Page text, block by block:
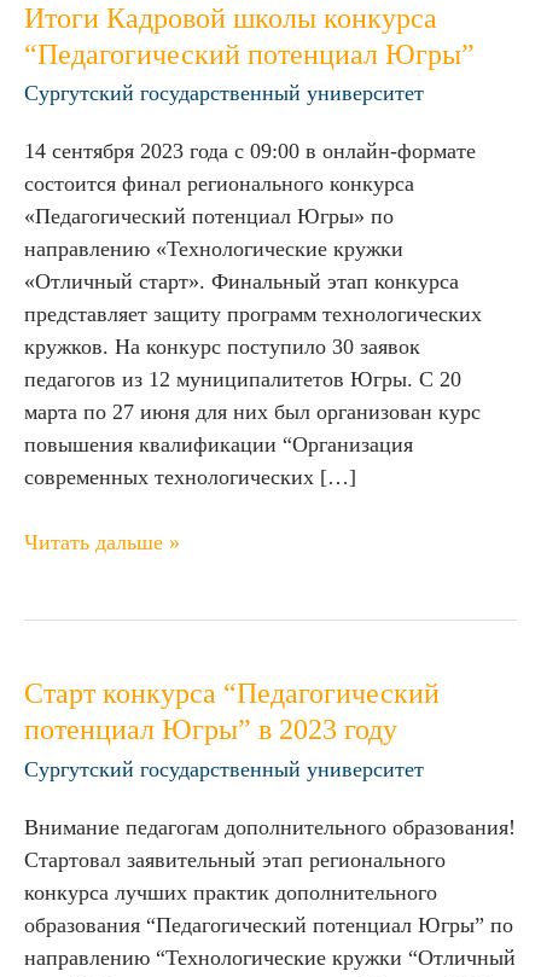
Итоги Кадровой школы конкурса
“Педагогический потенциал Югры”
Сургутский государственный университет
14 сентября 2023 года с 09:00 в онлайн-формате
состоится финал регионального конкурса
«Педагогический потенциал Югры» по
направлению «Технологические кружки
«Отличный старт». Финальный этап конкурса
представляет защиту программ технологических
кружков. На конкурс поступило 30 заявок
педагогов из 12 муниципалитетов Югры. С 20
марта по 27 июня для них был организован курс
повышения квалификации “Организация
современных технологических […]
Итоги
Кадровой
конкурса
“Педагогический
потенциал
Югры”
Читать дальше »
Старт конкурса “Педагогический
потенциал Югры” в 2023 году
Сургутский государственный университет
Внимание педагогам дополнительного образования!
Стартовал заявительный этап регионального
конкурса лучших практик дополнительного
образования “Педагогический потенциал Югры” по
направлению “Технологические кружки “Отличный
Старт
конкурса
“Педагогический
потенциал
Югры”
в
2023
году